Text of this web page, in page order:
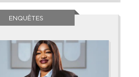
ENQUÊTES